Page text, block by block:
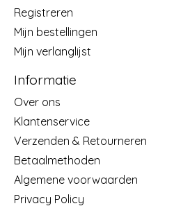
Registreren
Mijn bestellingen
Mijn verlanglijst
Informatie
Over ons
Klantenservice
Verzenden & Retourneren
Betaalmethoden
Algemene voorwaarden
Privacy Policy